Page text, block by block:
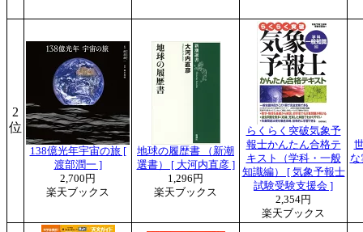
2
位
138億光年宇宙の旅 [
渡部潤一 ]
2,700円
楽天ブックス
地球の履歴書 （新潮
選書） [ 大河内直彦 ]
1,296円
楽天ブックス
らくらく突破気象予
報士かんたん合格テ
キスト（学科・一般
知識編） [ 気象予報士
試験受験支援会 ]
2,354円
楽天ブックス
な